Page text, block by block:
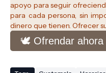
apoyo para seguir
para cada persona, sin
dinero que tienen. Ofrecer
🕊️ Ofrendar ahora